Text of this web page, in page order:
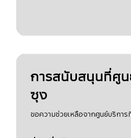
การสนับสนุนที่ศู
ซุง
ขอความช่วยเหลือจากศูนย์บริกา